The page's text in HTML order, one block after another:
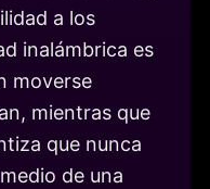
a los
inalámbrica es
moverse
mientras que
que nunca
de una